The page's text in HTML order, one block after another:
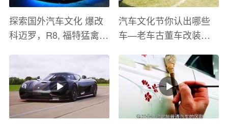
探索国外汽车文化 爆改
科迈罗，R8, 福特猛禽
汽车文化节你认出哪些
车—老车古董车改装车